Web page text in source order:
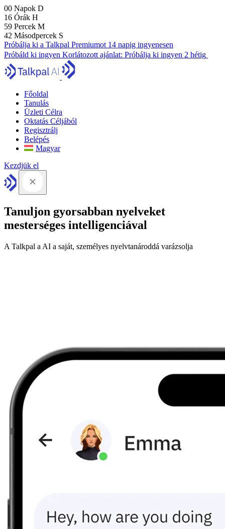
00 Napok D
16 Órák H
59 Percek M
41 Másodpercek S
Próbálja ki a Talkpal Premiumot 14 napig ingyenesen
Próbáld ki ingyen Korlátozott ajánlat: Próbálja ki ingyen 2 hétig
Főoldal
Tanulás
Üzleti Célra
Oktatás Céljából
Regisztrálj
Belépés
Magyar
Kezdjük el
Tanuljon gyorsabban nyelveket
mesterséges intelligenciával
A Talkpal a AI a saját, személyes nyelvtanároddá varázsolja